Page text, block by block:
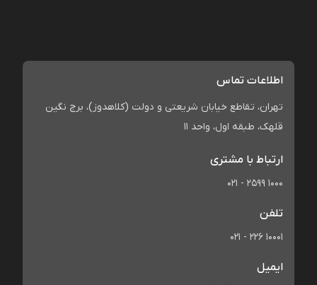
اطلاعات تماس
تهران، تقاطع خیابان شریعتی و دولت (کلاهدوز)، برج نگین
قلهک، طبقه اول، واحد 11
ارتباط با مشتری
021 - 2599 1000
تلفن
021 - 226 10001
ایمیل